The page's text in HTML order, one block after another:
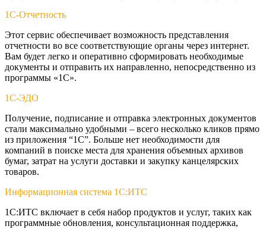
1С-Отчетность
Этот сервис обеспечивает возможность представления
отчетности во все соответствующие органы через интернет.
Вам будет легко и оперативно сформировать необходимые
документы и отправить их направленно, непосредственно из
программы «1С».
1С-ЭДО
Получение, подписание и отправка электронных документов
стали максимально удобными – всего несколько кликов прямо
из приложения “1С”. Больше нет необходимости для
компаний в поиске места для хранения объемных архивов
бумаг, затрат на услуги доставки и закупку канцелярских
товаров.
Информационная система 1С:ИТС
1C:ИТС включает в себя набор продуктов и услуг, таких как
программные обновления, консультационная поддержка,